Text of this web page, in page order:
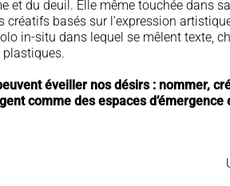
et du deuil. Elle même touchée dans
créatifs basés sur l’expression
in-situ dans lequel se mêlent texte,
plastiques.
éveiller nos désirs : nommer,
comme des espaces d’émergence